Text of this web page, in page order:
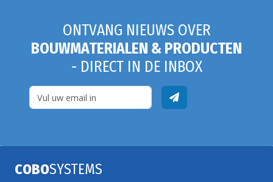
ONTVANG NIEUWS OVER
BOUWMATERIALEN & PRODUCTEN
- DIRECT IN DE INBOX
COBOSYSTEMS